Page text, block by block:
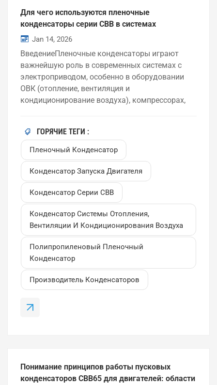
«B» обозначае...
Для чего используются пленочные
конденсаторы серии CBB в системах
управления двигателями и системах
воздуха?
Jan 14, 2026
ВведениеПленочные конденсаторы играют
важнейшую роль в современных системах с
электроприводом, особенно в оборудовании
ОВК (отопление, вентиляция и
кондиционирование воздуха), компрессорах,
в качестве пусковых конденсаторов
двигателей благодаря их стабильным
электрическим характеристикам и
длительному сроку службы. В этой статье мы
объясним, что представляют собой пленочные
конденсаторы серии CBB, как они работают и
почему их часто используют в системах
управления двигателями и системах отопления,
вентиляции и кондиционирования воздуха.Что
такое пленочный конденсатор серии CBB?
Конденсатор серии CBB представляет собой
тип металлизированного полипропиленового
(MPP) пленочного конденсатора,
предназначенного...
ГОРЯЧИЕ ТЕГИ :
Пленочный Конденсатор
Конденсатор Запуска Двигателя
Конденсатор Серии CBB
Конденсатор Системы Отопления,
Вентиляции И Кондиционирования Воздуха
Полипропиленовый Пленочный
Конденсатор
Производитель Конденсаторов
Понимание принципов работы пусковых
конденсаторов CBB65 для двигателей: области